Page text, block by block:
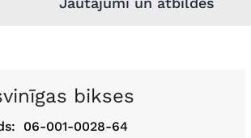
bikses
06-001-0028-64